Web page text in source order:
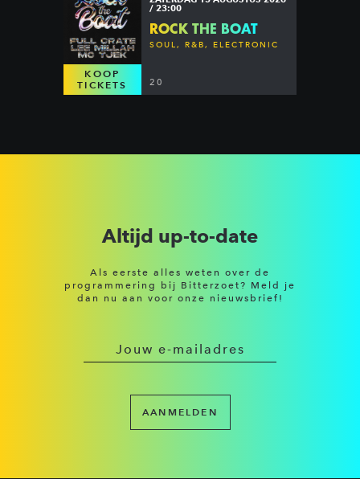
KOOP
TICKETS
/ 23:00
ROCK THE BOAT
SOUL, R&B, ELECTRONIC
20
Altijd up-to-date
Als eerste alles weten over de
programmering bij Bitterzoet? Meld je
dan nu aan voor onze nieuwsbrief!
AANMELDEN